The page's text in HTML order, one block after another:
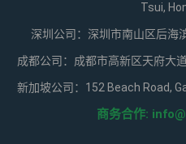
Tsui,
深圳公司：深圳市南山区后海
成都公司：成都市高新区天府大
新加坡公司：152 Beach Road,
商务合作: